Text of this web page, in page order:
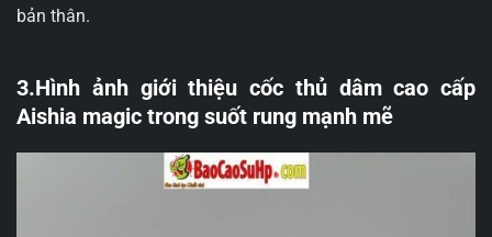
bản thân.
3.Hình ảnh giới thiệu cốc thủ dâm cao cấp
Aishia magic trong suốt rung mạnh mẽ